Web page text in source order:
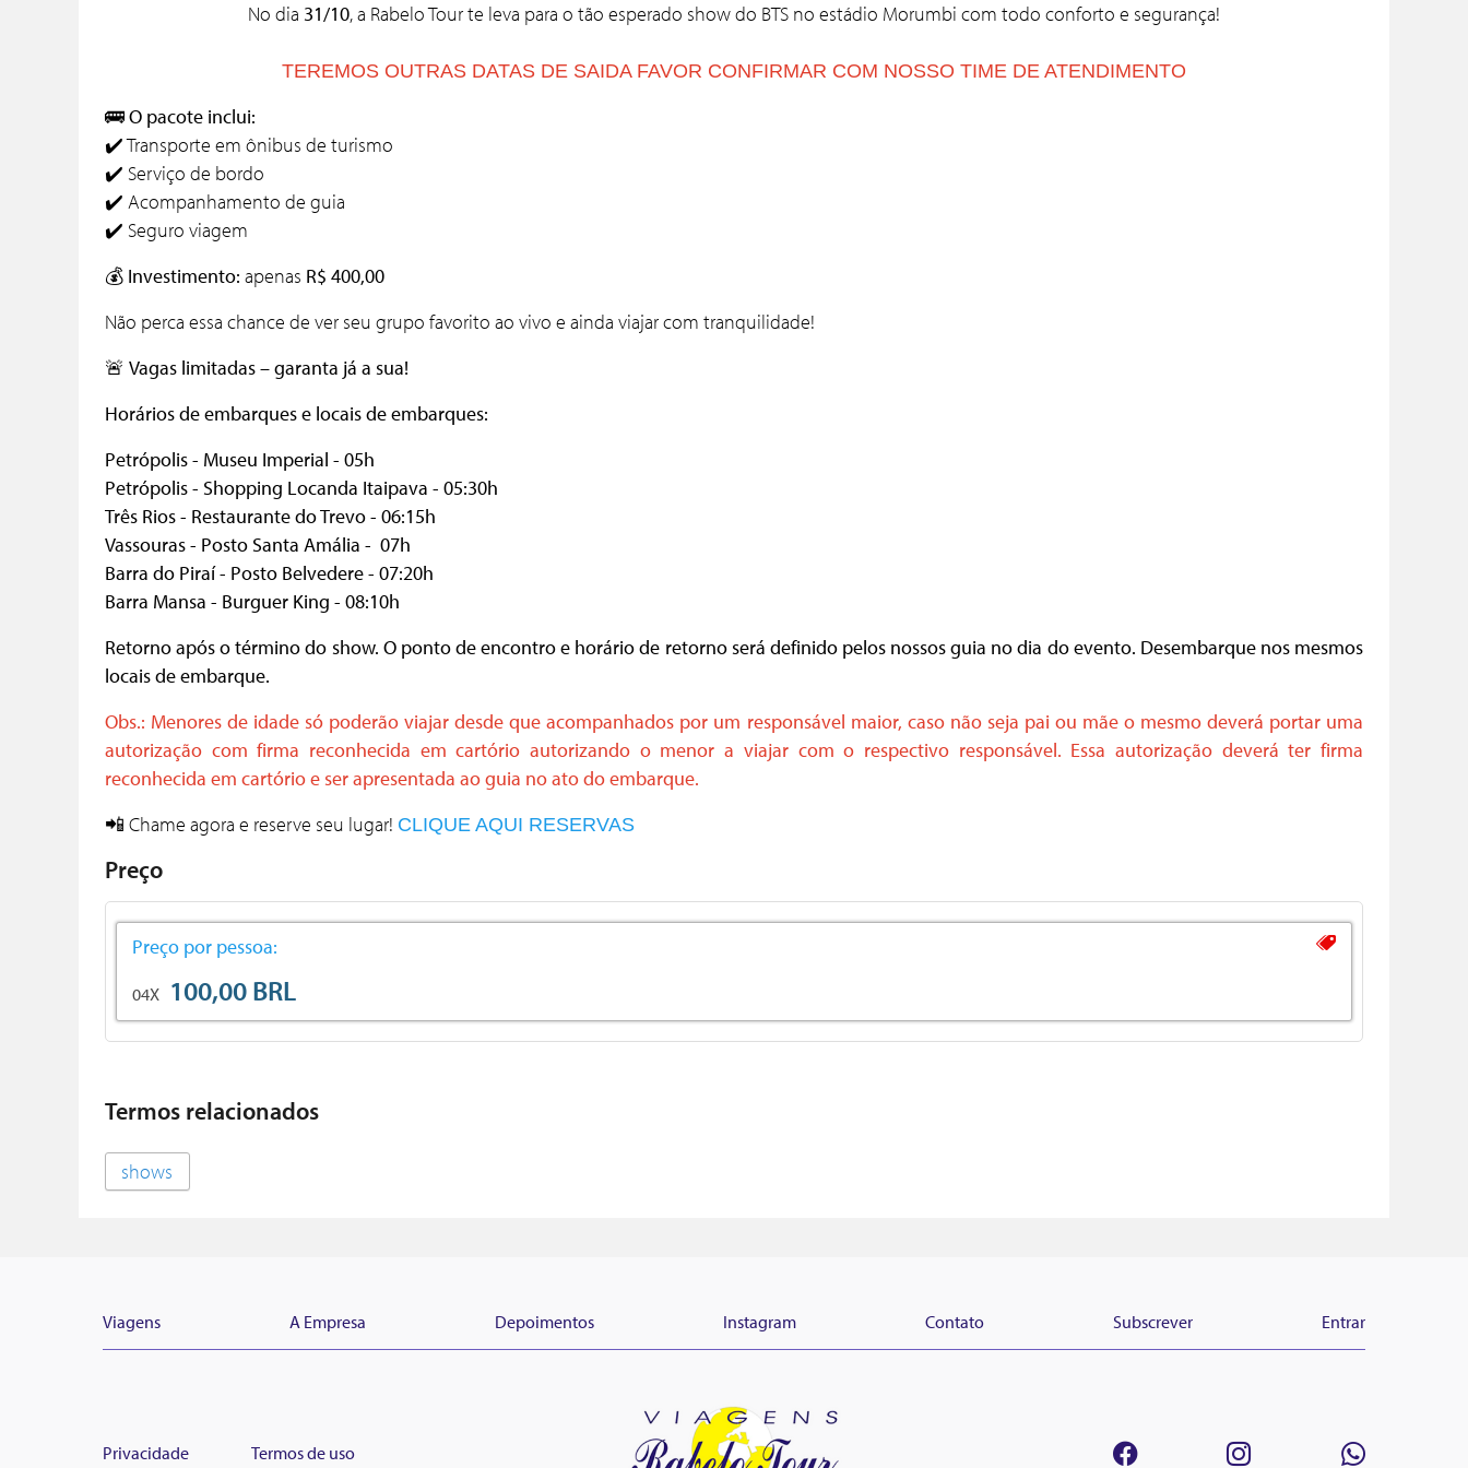
No dia 31/10, a Rabelo Tour te leva para o tão esperado show do BTS no estádio Morumbi com todo conforto e segurança!
TEREMOS OUTRAS DATAS DE SAIDA FAVOR CONFIRMAR COM NOSSO TIME DE ATENDIMENTO
🚌O pacote inclui:
✔️ Transporte em ônibus de turismo
✔️ Serviço de bordo
✔️ Acompanhamento de guia
✔️ Seguro viagem
💰 Investimento: apenas R$ 400,00
Não perca essa chance de ver seu grupo favorito ao vivo e ainda viajar com tranquilidade!
🚨 Vagas limitadas – garanta já a sua!
Horários de embarques e locais de embarques:
Petrópolis - Museu Imperial - 05h
Petrópolis - Shopping Locanda Itaipava - 05:30h
Três Rios - Restaurante do Trevo - 06:15h
Vassouras - Posto Santa Amália - 07h
Barra do Piraí - Posto Belvedere - 07:20h
Barra Mansa - Burguer King - 08:10h
Retorno após o término do show. O ponto de encontro e horário de retorno será definido pelos nossos guia no dia do evento. Desembarque nos mesmos
locais de embarque.
Obs.: Menores de idade só poderão viajar desde que acompanhados por um responsável maior, caso não seja pai ou mãe o mesmo deverá portar uma
autorização com firma reconhecida em cartório autorizando o menor a viajar com o respectivo responsável. Essa autorização deverá ter firma
reconhecida em cartório e ser apresentada ao guia no ato do embarque.
📲 Chame agora e reserve seu lugar! CLIQUE AQUI RESERVAS
Preço
Preço por pessoa:
04X 100,00 BRL
Termos relacionados
shows
Viagens A Empresa Depoimentos Instagram Contato Subscrever Entrar
Privacidade Termos de uso